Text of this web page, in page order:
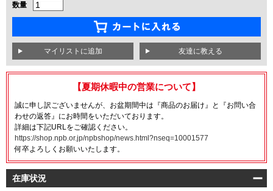
数量
友達に教える
【夏期休暇中の営業について】
誠に申し訳ございませんが、お盆期間中は『商品のお届け』と『お問い合
わせの返答』にお時間をいただいております。
詳細は下記URLをご確認ください。
https://shop.npb.or.jp/npbshop/news.html?nseq=10001577
何卒よろしくお願いいたします。
在庫状況